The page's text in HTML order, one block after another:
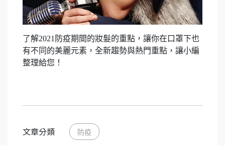
了解2021防疫期間的妝髮的重點，讓你在口罩下也
有不同的美麗元素，全新趨勢與熱門重點，讓小編
整理給您！
文章分類 防疫